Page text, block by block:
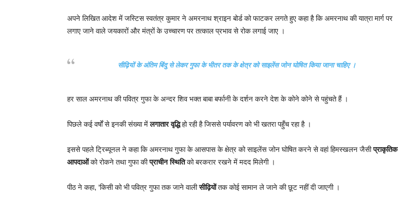
अपने लिखित आदेश में जस्टिस स्वतंत्र कुमार ने अमरनाथ श्राइन बोर्ड को फाटकर लगते हुए कहा है कि अमरनाथ की यात्रा मार्ग पर
लगाए जाने वाले जयकारों और मंत्रों के उच्चारण पर तत्काल प्रभाव से रोक लगाई जाए ।
सीढ़ियों के अंतिम बिंदु से लेकर गुफा के भीतर तक के क्षेत्र को साइलेंस जोन घोषित किया जाना चाहिए ।
हर साल अमरनाथ की पवित्र गुफा के अन्दर शिव भक्त बाबा बर्फानी के दर्शन करने देश के कोने कोने से पहुंचते हैं ।
पिछले कई वर्षों से इनकी संख्या मेंलगातार वृद्धिहो रही है जिससे पर्यावरण को भी खतरा पहुँच रहा है ।
इससे पहले ट्रिब्यूनल ने कहा कि अमरनाथ गुफा के आसपास के क्षेत्र को साइलेंस जोन घोषित करने से वहां हिमस्खलन जैसीप्राकृतिक
आपदाओंको रोकने तथा गुफा कीप्राचीन स्थितिको बरकरार रखने में मदद मिलेगी ।
पीठ ने कहा, ‘किसी को भी पवित्र गुफा तक जाने वालीसीढ़ियोंतक कोई सामान ले जाने की छूट नहीं दी जाएगी ।